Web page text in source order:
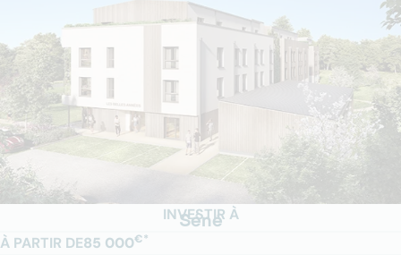
INVESTIR À
Séné
À PARTIR DE85 000€*